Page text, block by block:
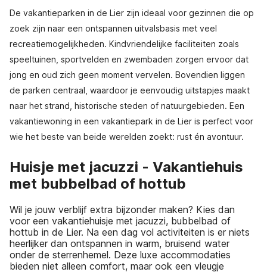
De vakantieparken in de Lier zijn ideaal voor gezinnen die op
zoek zijn naar een ontspannen uitvalsbasis met veel
recreatiemogelijkheden. Kindvriendelijke faciliteiten zoals
speeltuinen, sportvelden en zwembaden zorgen ervoor dat
jong en oud zich geen moment vervelen. Bovendien liggen
de parken centraal, waardoor je eenvoudig uitstapjes maakt
naar het strand, historische steden of natuurgebieden. Een
vakantiewoning in een vakantiepark in de Lier is perfect voor
wie het beste van beide werelden zoekt: rust én avontuur.
Huisje met jacuzzi - Vakantiehuis
met bubbelbad of hottub
Wil je jouw verblijf extra bijzonder maken? Kies dan
voor een vakantiehuisje met jacuzzi, bubbelbad of
hottub in de Lier. Na een dag vol activiteiten is er niets
heerlijker dan ontspannen in warm, bruisend water
onder de sterrenhemel. Deze luxe accommodaties
bieden niet alleen comfort, maar ook een vleugje